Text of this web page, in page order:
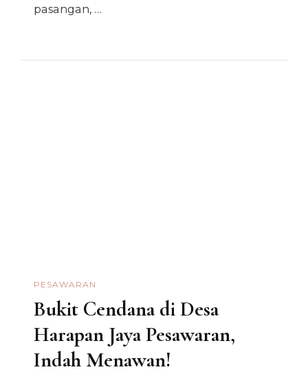
pasangan, …
PESAWARAN
Bukit Cendana di Desa
Harapan Jaya Pesawaran,
Indah Menawan!